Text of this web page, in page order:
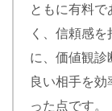
ともに有料
く、信頼感
に、価値観
良い相手を
った点です。